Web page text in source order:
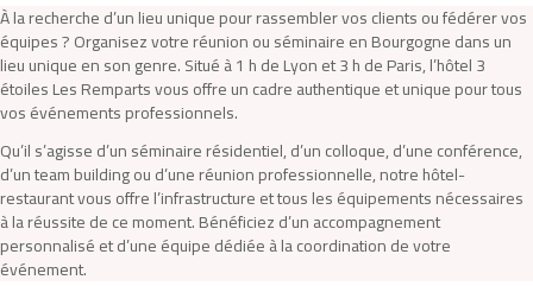
À la recherche d’un lieu unique pour rassembler vos clients ou fédérer vos
équipes ? Organisez votre réunion ou séminaire en Bourgogne dans un
lieu unique en son genre. Situé à 1 h de Lyon et 3 h de Paris, l’hôtel 3
étoiles Les Remparts vous offre un cadre authentique et unique pour tous
vos événements professionnels.
Qu’il s’agisse d’un séminaire résidentiel, d’un colloque, d’une conférence,
d’un team building ou d’une réunion professionnelle, notre hôtel-
restaurant vous offre l’infrastructure et tous les équipements nécessaires
à la réussite de ce moment. Bénéficiez d’un accompagnement
personnalisé et d’une équipe dédiée à la coordination de votre
événement.